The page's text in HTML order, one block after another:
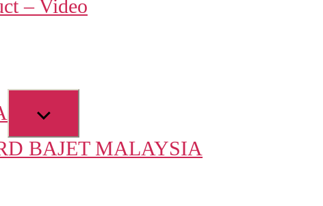
– Video
Show
sub
menu
BAJET MALAYSIA